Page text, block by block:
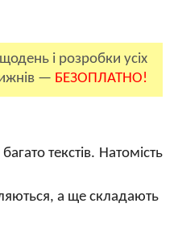
і розробки усіх
— БЕЗОПЛАТНО!
текстів. Натомість
а ще складають